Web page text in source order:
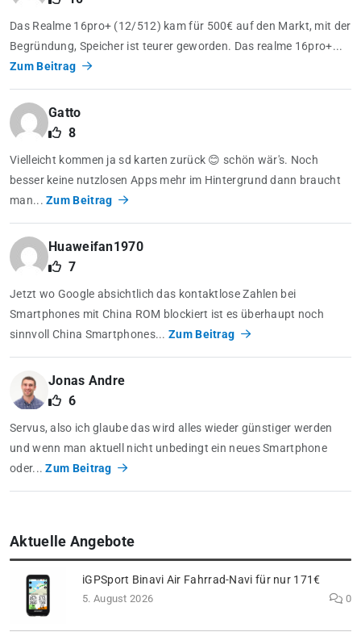
Das Realme 16pro+ (12/512) kam für 500€ auf den Markt, mit der
Begründung, Speicher ist teurer geworden. Das realme 16pro+...
Zum Beitrag
Gatto
8
Vielleicht kommen ja sd karten zurück 😊 schön wär's. Noch
besser keine nutzlosen Apps mehr im Hintergrund dann braucht
man...Zum Beitrag
Huaweifan1970
7
Jetzt wo Google absichtlich das kontaktlose Zahlen bei
Smartphones mit China ROM blockiert ist es überhaupt noch
sinnvoll China Smartphones...Zum Beitrag
Jonas Andre
6
Servus, also ich glaube das wird alles wieder günstiger werden
und wenn man aktuell nicht unbedingt ein neues Smartphone
oder...Zum Beitrag
Aktuelle Angebote
iGPSport Binavi Air Fahrrad-Navi für nur 171€
5. August 2026 0